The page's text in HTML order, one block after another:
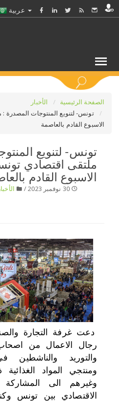
الصفحة الرئيسية
الأخبار
تونس- لتنويع المنتوجات المصدرة
الاسبوع القادم بالعاصمة
تونس- لتنويع
ملتقى اقتصادي
الاسبوع القادم
30 نوفمبر 2023 / الأخبار
دعت غرفة التجارة
رجال الاعمال من
والتوريد والناشطين
ومنتجي المواد
وغيرهم الى
الاقتصادي بين تونس